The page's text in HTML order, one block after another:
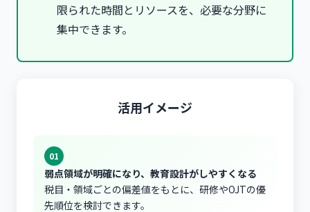
限られた時間とリソースを、必要な分野に
集中できます。
活用イメージ
01
弱点領域が明確になり、教育設計がしやすくなる
税目・領域ごとの偏差値をもとに、研修やOJTの優
先順位を検討できます。